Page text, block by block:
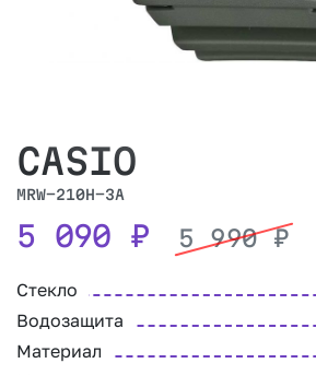
CASIO
MRW-210H-3A
5 090 ₽ 5 990₽
Стекло
Водозащита
Материал